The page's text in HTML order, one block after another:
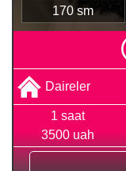
170 sm
Daireler
1 saat
3500 uah